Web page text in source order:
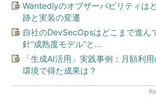
Wantedlyのオブザーバビリティは
跡と実装の変遷
自社のDevSecOpsはどこまで進
針“成熟度モデル”と...
「生成AI活用」実践事例：月額利
環境で得た成果は？